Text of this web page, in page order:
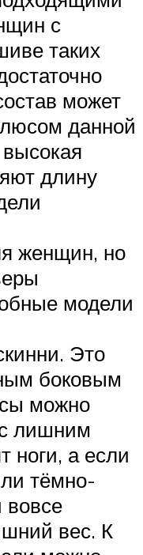
с
таких
может
данной
длину
женщин, но
модели
Это
боковым
можно
лишним
ноги, а если
тёмно-
вовсе
вес. К